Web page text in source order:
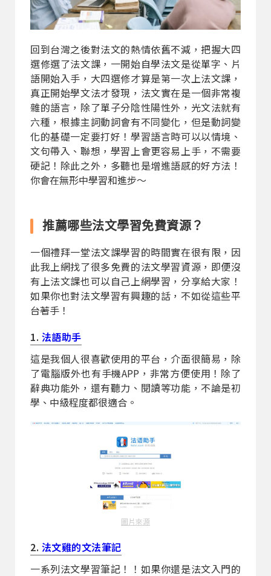
回到台灣之後對法文的熱情依舊不減，把握大四
選修選了法文課，一開始自學法文是從單字、片
語開始入手，大四選修才算是第一次上法文課，
真正開始學文法才發現，法文實在是一個非常複
雜的語言，除了單子分陰性陽性外，光文法就有
六種，根據主詞動詞會有不同變化，但是動詞變
化的基礎一定要打好！學習語言時可以以情境、
文句帶入、聯想，學習上會更容易上手，不需要
硬記！除此之外，多聽也是增進語感的好方法！
你會在無形中學習和進步～
推薦哪些法文學習免費資源？
一個禮拜一堂法文課學習的時間實在很有限，因
此我上網找了很多免費的法文學習資源，即便沒
有上法文課也可以自己上網學習，分享給大家！
如果你也對法文學習有興趣的話，不如從這些平
台著手！
1. 法語助手
這是我個人很喜歡使用的平台，介面很簡易，除
了電腦版外也有手機APP，非常方便使用！除了
辭典功能外，還有聽力、閱讀等功能，不論是初
學、中級程度都很適合。
圖片來源
2. 法文雞的文法筆記
一系列法文學習筆記！！如果你還是法文入門的